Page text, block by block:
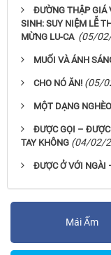
ĐƯỜNG THẬP GIÁ
SINH: SUY NIỆM LỄ
MỪNG LU-CA (05/
MUỐI VÀ ÁNH
CHO NÓ ĂN! (05/
MỘT DẠNG
ĐƯỢC GỌI –
TAY KHÔNG (04/02/
ĐƯỢC Ở VỚI NGÀI
Mái Ấm